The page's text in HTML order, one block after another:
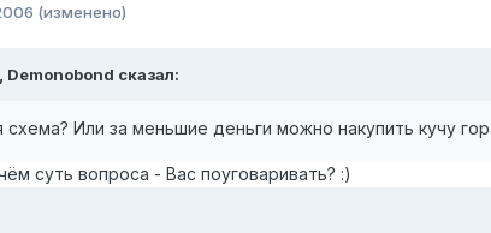
(изменено)
сказал:
схема? Или за меньшие деньги можно накупить кучу
суть вопроса - Вас поуговаривать? :)